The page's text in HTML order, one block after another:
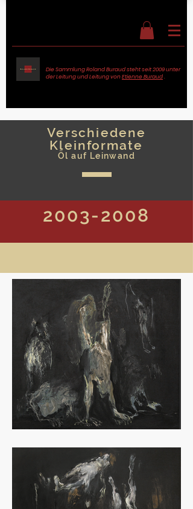
Die Sammlung Roland Buraud steht seit 2009 unter
der Leitung und Leitung vonEtienne Buraud.
Verschiedene
Kleinformate
Öl auf Leinwand
2003-2008